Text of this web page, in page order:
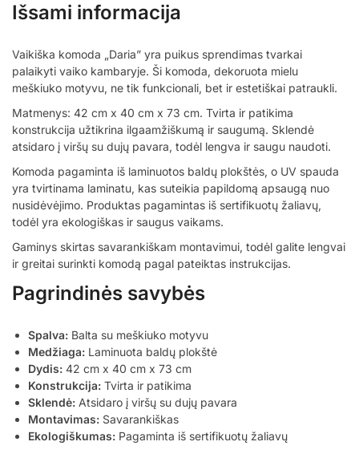
Išsami informacija
Vaikiška komoda „Daria” yra puikus sprendimas tvarkai
palaikyti vaiko kambaryje. Ši komoda, dekoruota mielu
meškiuko motyvu, ne tik funkcionali, bet ir estetiškai patraukli.
Matmenys: 42 cm x 40 cm x 73 cm. Tvirta ir patikima
konstrukcija užtikrina ilgaamžiškumą ir saugumą. Sklendė
atsidaro į viršų su dujų pavara, todėl lengva ir saugu naudoti.
Komoda pagaminta iš laminuotos baldų plokštės, o UV spauda
yra tvirtinama laminatu, kas suteikia papildomą apsaugą nuo
nusidėvėjimo. Produktas pagamintas iš sertifikuotų žaliavų,
todėl yra ekologiškas ir saugus vaikams.
Gaminys skirtas savarankiškam montavimui, todėl galite lengvai
ir greitai surinkti komodą pagal pateiktas instrukcijas.
Pagrindinės savybės
Spalva: Balta su meškiuko motyvu
Medžiaga: Laminuota baldų plokštė
Dydis: 42 cm x 40 cm x 73 cm
Konstrukcija: Tvirta ir patikima
Sklendė: Atsidaro į viršų su dujų pavara
Montavimas: Savarankiškas
Ekologiškumas: Pagaminta iš sertifikuotų žaliavų